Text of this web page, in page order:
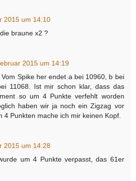
2015 um 14:10
braune x2 ?
2015 um 14:19
Spike her endet a bei 10960, b bei
11068. Ist mir schon klar, dass das
so um 4 Punkte verfehlt worden
haben wir ja noch ein Zigzag vor
4 Punkten mache ich mir keinen Kopf.
2015 um 14:28
um 4 Punkte verpasst, das 61er